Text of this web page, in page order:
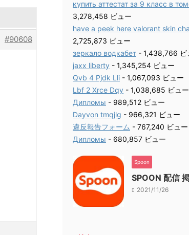
#90608
купить аттестат за 9 класс в
3,278,458 ビュー
have a peek here valorant skin
2,725,873 ビュー
зеркало водкабет - 1,438,766 ビ
jaxx liberty - 1,345,254 ビュー
Qvb 4 Pjdk Lli - 1,067,093 ビュー
Lbf 2 Xrce Dqy - 1,038,685 ビュー
Дипломы - 989,512 ビュー
Dayvon tmqjlg - 966,321 ビュー
違反報告フォーム - 767,240 ビュー
Дипломы - 680,857 ビュー
Spoon
SPOON 配信
2021/11/26